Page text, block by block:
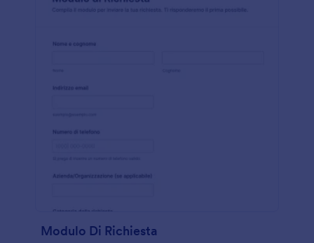
Modulo Di Richiesta